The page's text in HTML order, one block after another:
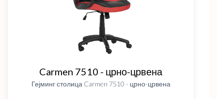
Carmen 7510 - црно-црвена
Гејминг столица Carmen 7510 - црно-црвена